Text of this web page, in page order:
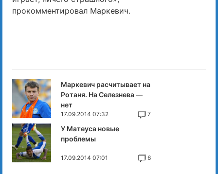
прокомментировал Маркевич.
Маркевич расчитывает на
Ротаня. На Селезнева —
нет
17.09.2014 07:32 7
У Матеуса новые
проблемы
17.09.2014 07:01 6